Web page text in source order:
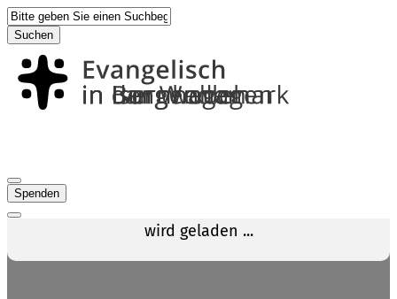
Suchen
Spenden